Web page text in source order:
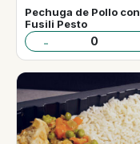
Pechuga de Pollo con
Fusili Pesto
- 0